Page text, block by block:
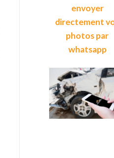
envoyer
directement
photos par
whatsapp